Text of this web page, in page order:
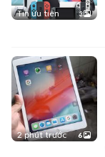
Tin ưu tiên 3
2 phút trước 6